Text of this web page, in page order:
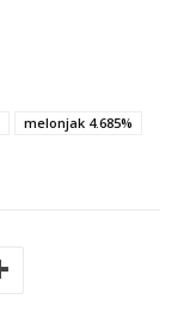
melonjak 4.685%